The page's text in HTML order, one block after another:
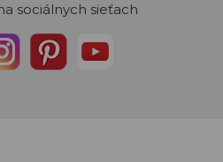
sociálnych sieťach